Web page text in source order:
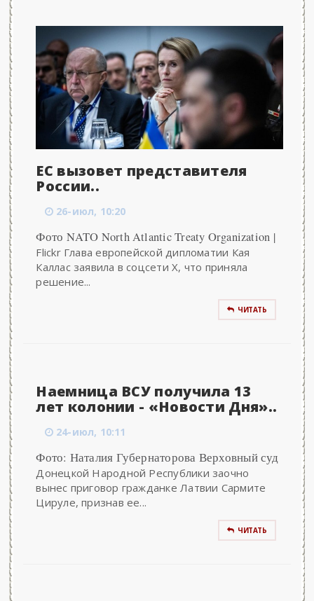
ЕС вызовет представителя
России..
26-июл, 10:20
Фото NATO North Atlantic Treaty Organization |
Flickr Глава европейской дипломатии Кая
Каллас заявила в соцсети X, что приняла
решение...
ЧИТАТЬ
Наемница ВСУ получила 13
лет колонии - «Новости Дня»..
24-июл, 10:11
Фото: Наталия Губернаторова Верховный суд
Донецкой Народной Республики заочно
вынес приговор гражданке Латвии Сармите
Цируле, признав ее...
ЧИТАТЬ